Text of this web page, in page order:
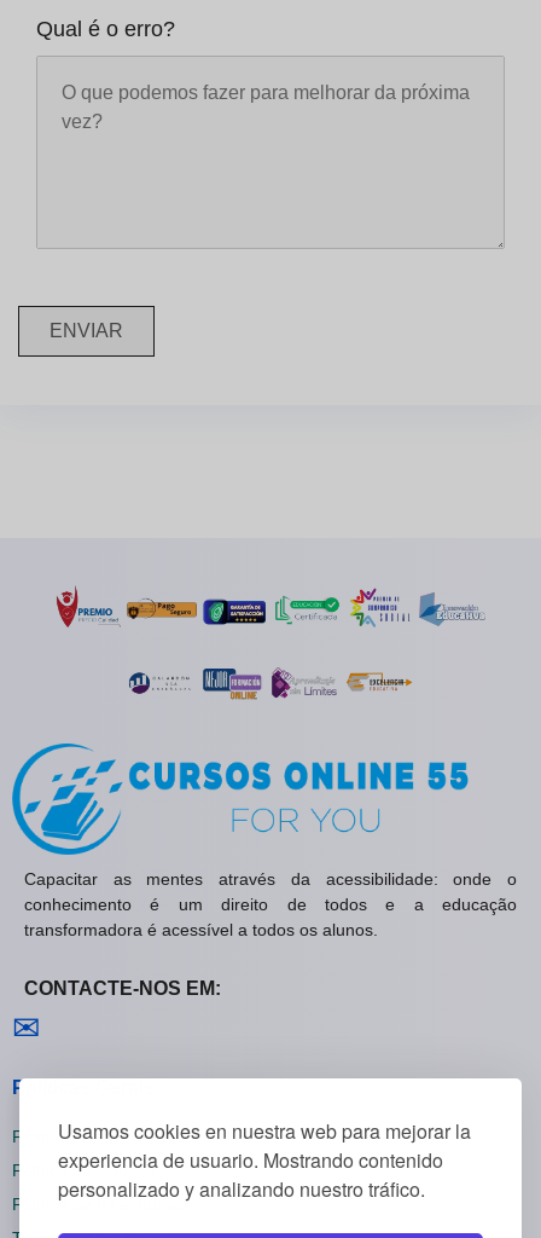
Usamos cookies en nuestra web para mejorar la
experiencia de usuario. Mostrando contenido
personalizado y analizando nuestro tráfico.
Qual é o erro?
ENVIAR
Capacitar as mentes através da acessibilidade: onde o
conhecimento é um direito de todos e a educação
transformadora é acessível a todos os alunos.
CONTACTE-NOS EM:
✉
Políticas Gerais
Política de Privacidade
Política de Cookies
Política de Reembolsos